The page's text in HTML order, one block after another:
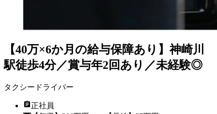
【40万×6か月の給与保障あり】神崎川
駅徒歩4分／賞与年2回あり／未経験◎
タクシードライバー
正社員